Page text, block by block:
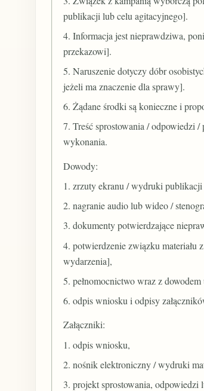
publikacji lub celu agitacyjnego].
4. Informacja jest nieprawdziwa,
przekazowi].
5. Naruszenie dotyczy dóbr
jeżeli ma znaczenie dla sprawy].
6. Żądane środki są konieczne i
7. Treść sprostowania / odpowiedzi /
wykonania.
Dowody:
1. zrzuty ekranu / wydruki
2. nagranie audio lub wideo /
3. dokumenty potwierdzające
4. potwierdzenie związku materiału
wydarzenia],
5. pełnomocnictwo wraz z
6. odpis wniosku i odpisy
Załączniki:
1. odpis wniosku,
2. nośnik elektroniczny / wydruki
3. projekt sprostowania, odpowiedzi